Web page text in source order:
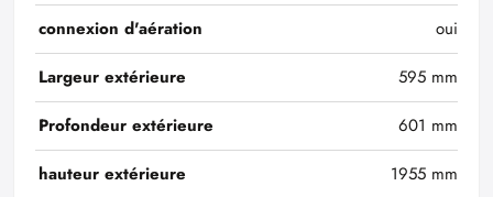
connexion d'aération
oui
Largeur extérieure
595 mm
Profondeur extérieure
601 mm
hauteur extérieure
1955 mm